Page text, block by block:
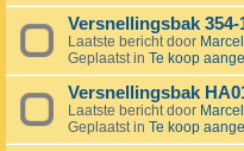
Versnellingsbak 354-
Laatste bericht door
Geplaatst in Te koop
Versnellingsbak
Laatste bericht door
Geplaatst in Te koop